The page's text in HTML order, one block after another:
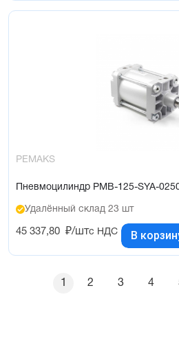
PEMAKS
Пневмоцилиндр PMB-125-SYA-
Удалённый склад 23 шт
45 337,80 ₽/штс НДС В
1 2 3 4